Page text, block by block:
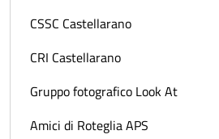
CSSC Castellarano
CRI Castellarano
Gruppo fotografico Look At
Amici di Roteglia APS